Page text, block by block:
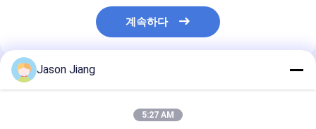
계속하다
추천된 제품
Jason Jiang
5:27 AM